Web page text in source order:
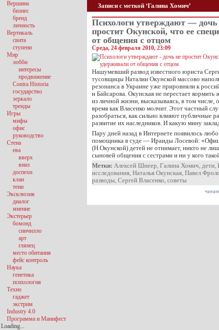
Записи с меткой ‘Галина Хомич’
Психологи утверждают — дочь
простит Окунской, что ее
от общения с отцом
Среда, 24 февраля 2010, 23:09
Нашумевший развод известного юриста
тусовщицы Наталии Окунской массово
резонанса в Украине уже прировняли к
и Байсарова. Окунская не перестает
из личной жизни, высказываясь, в том числе,
время как Власенко молчит. Этот частный
разобраться, как сильно влияют публичные
развитие их наследников. И какую мину
Пару дней назад в Интернете появилось
помощника в суде — Ираиды Лосевой:
(Н.Окунской) детей не отнимает, никто не
сыновей общения с сестрами и ни у кого
Метки: Алексей Шнеер, Галина Хомич, дети,
исследования, Наталья Окунская, Павел
разводы, Сергей Власенко, советы
Вершина
бизнес
бренд
личность
Вертикаль
свита
ступени
Мир
лобби
интересы
продвижение
Contra Historia
государство
зеркало
тренды
Игры
мифы
офис
руководство
Стена
ева
вверх
вниз
доспехи
клан
тени
Эксклюзив
диалог
мнение
Экстерьер
бомонд
синчилло
арт
глянец
место обитания
фейс контроль
Наука
генетика
психология
Техно
гаджет
экстрим
Industry 4.0
Программа и Манифест
Loading...